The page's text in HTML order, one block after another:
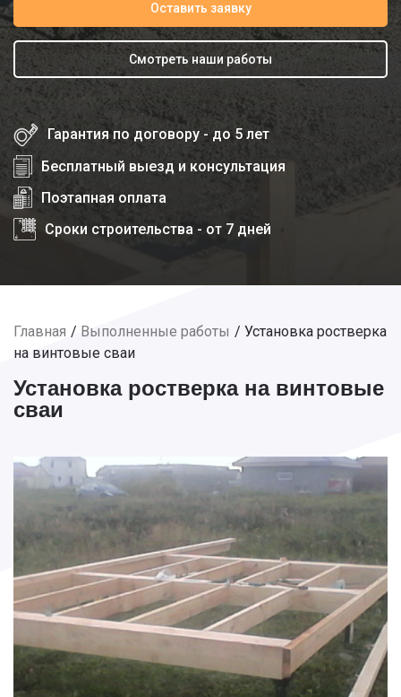
Оставить заявку
Смотреть наши работы
Гарантия по договору - до 5 лет
Бесплатный выезд и консультация
Поэтапная оплата
Сроки строительства - от 7 дней
Главная Выполненные работы
Установка ростверка
на винтовые сваи
Установка ростверка на винтовые
сваи